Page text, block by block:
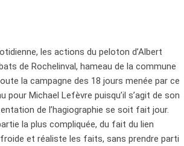
les actions du peloton d’Albert
de Rochelinval, hameau de la commune
la campagne des 18 jours menée par ce
Michael Lefèvre puisqu’il s’agit de son
de l’hagiographie se soit fait jour.
la plus compliquée, du fait du lien
et réaliste les faits, sans prendre parti